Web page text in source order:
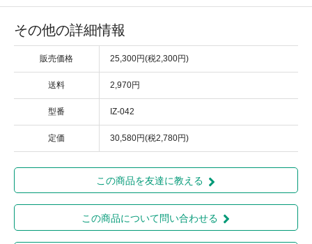
その他の詳細情報
販売価格 25,300円(税2,300円)
送料 2,970円
型番 IZ-042
定価 30,580円(税2,780円)
この商品を友達に教える
この商品について問い合わせる